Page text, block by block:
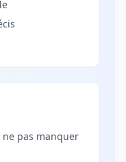
pas manquer